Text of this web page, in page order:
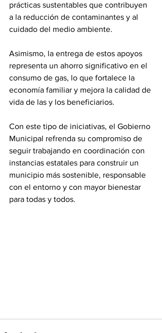
prácticas sustentables que contribuyen
a la reducción de contaminantes y al
cuidado del medio ambiente.
Asimismo, la entrega de estos apoyos
representa un ahorro significativo en el
consumo de gas, lo que fortalece la
economía familiar y mejora la calidad de
vida de las y los beneficiarios.
Con este tipo de iniciativas, el Gobierno
Municipal refrenda su compromiso de
seguir trabajando en coordinación con
instancias estatales para construir un
municipio más sostenible, responsable
con el entorno y con mayor bienestar
para todas y todos.